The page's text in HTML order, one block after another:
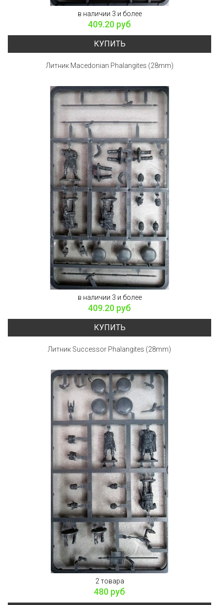
в наличии 3 и более
409.20 руб
КУПИТЬ
Литник Macedonian Phalangites (28mm)
в наличии 3 и более
409.20 руб
КУПИТЬ
Литник Successor Phalangites (28mm)
2 товара
480 руб